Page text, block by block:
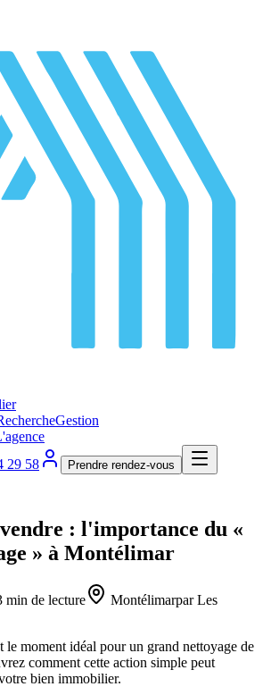
Gestion
29 58 Prendre rendez-vous
: l'importance du «
» à Montélimar
min de lecture MontélimarparLes
le moment idéal pour un grand nettoyage de
comment cette action simple peut
bien immobilier.